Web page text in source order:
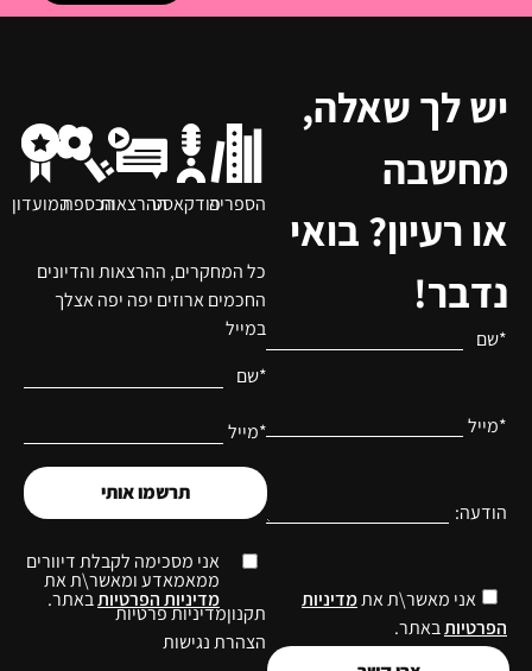
יש לך שאלה,
מחשבה
או רעיון? בואי
נדבר!
*שם
*מייל
הודעה:
אני מאשר\ת אתמדיניות
הפרטיותבאתר.
כל המחקרים, ההרצאות והדיונים
החכמים ארוזים יפה יפה אצלך
במייל
*שם
*מייל
אני מסכימה לקבלת דיוורים
ממאמאדע ומאשר\ת את
מדיניות הפרטיותבאתר.
תרשמו אותי
הספריהפודקאסטההרצאותהכספתהמועדון
תקנוןמדיניות פרטיות
הצהרת נגישות